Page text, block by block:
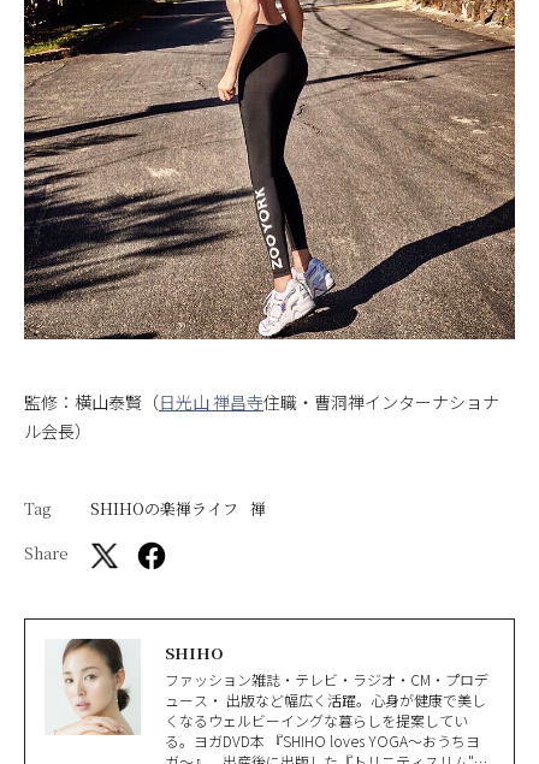
監修：横山泰賢（日光山 禅昌寺住職・曹洞禅インターナショナ
ル会長）
Tag SHIHOの楽禅ライフ
禅
Share
SHIHO
ファッション雑誌・テレビ・ラジオ・CM・プロデ
ュース・ 出版など幅広く活躍。心身が健康で美し
くなるウェルビーイングな暮らしを提案してい
る。ヨガDVD本 『SHIHO loves YOGA〜おうちヨ